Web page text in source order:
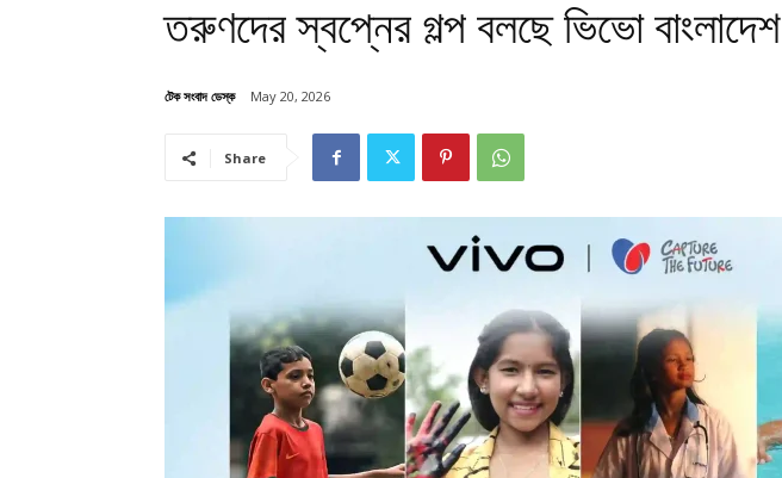
তরুণদের স্বপ্নের গল্প বলছে ভিভো বাংলাদেশ
টেক সংবাদ ডেস্ক May 20, 2026
Share